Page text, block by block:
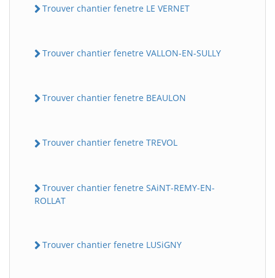
Trouver chantier fenetre LE VERNET
Trouver chantier fenetre VALLON-EN-SULLY
Trouver chantier fenetre BEAULON
Trouver chantier fenetre TREVOL
Trouver chantier fenetre SAiNT-REMY-EN-
ROLLAT
Trouver chantier fenetre LUSiGNY